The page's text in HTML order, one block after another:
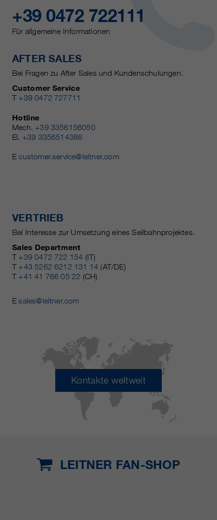
+39 0472 722111
Für allgemeine Informationen
AFTER SALES
Bei Fragen zu After Sales und Kundenschulungen.
Customer Service
T +39 0472 727711
Hotline
Mech. +39 3356156050
El. +39 3356514386
Ecustomer.service@leitner.com
VERTRIEB
Bei Interesse zur Umsetzung eines Seilbahnprojektes.
Sales Department
T +39 0472 722 154 (IT)
T +43 5262 6212 131 14 (AT/DE)
T +41 41 766 05 22 (CH)
Esales@leitner.com
Kontakte weltweit
LEITNER FAN-SHOP